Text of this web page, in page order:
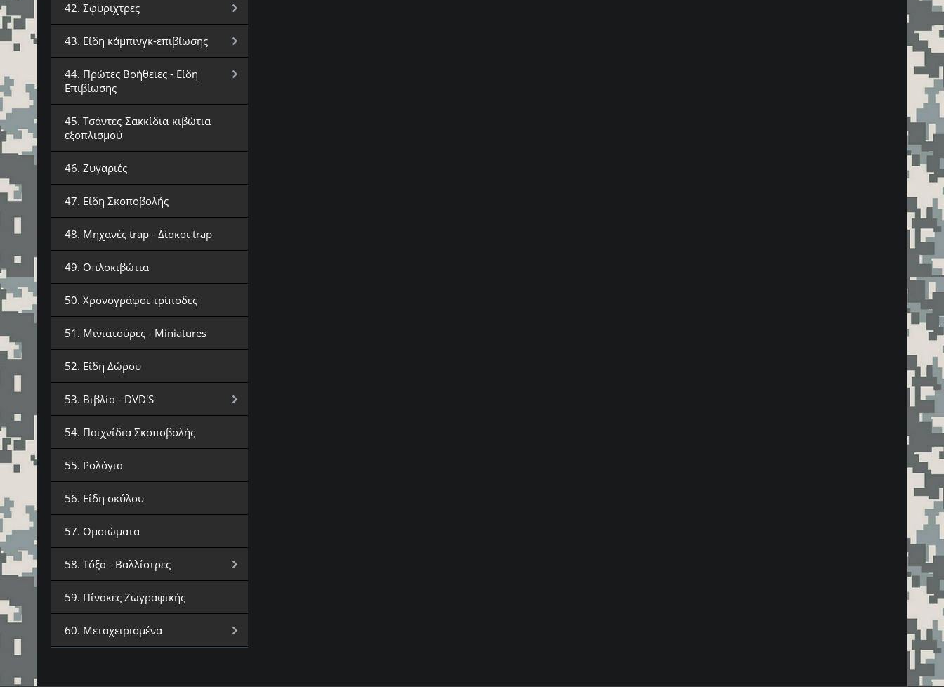
42. Σφυριχτρες
43. Είδη κάμπινγκ-επιβίωσης
44. Πρώτες Βοήθειες - Είδη
Επιβίωσης
45. Τσάντες-Σακκίδια-κιβώτια
εξοπλισμού
46. Ζυγαριές
47. Είδη Σκοποβολής
48. Μηχανές trap - Δίσκοι trap
49. Οπλοκιβώτια
50. Χρονογράφοι-τρίποδες
51. Μινιατούρες - Miniatures
52. Είδη Δώρου
53. Βιβλία - DVD'S
54. Παιχνίδια Σκοποβολής
55. Ρολόγια
56. Είδη σκύλου
57. Ομοιώματα
58. Τόξα - Βαλλίστρες
59. Πίνακες Ζωγραφικής
60. Μεταχειρισμένα